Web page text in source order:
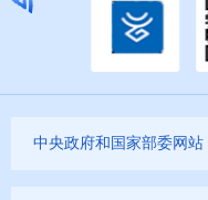
中央政府和国家部委网站